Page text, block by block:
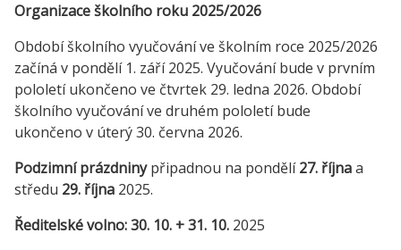
Organizace školního roku 2025/2026
Období školního vyučování ve školním roce 2025/2026
začíná v pondělí 1. září 2025. Vyučování bude v prvním
pololetí ukončeno ve čtvrtek 29. ledna 2026. Období
školního vyučování ve druhém pololetí bude
ukončeno v úterý 30. června 2026.
Podzimní prázdninypřipadnou na pondělí27. říjnaa
středu 29. října 2025.
Ředitelské volno: 30. 10. + 31. 10. 2025